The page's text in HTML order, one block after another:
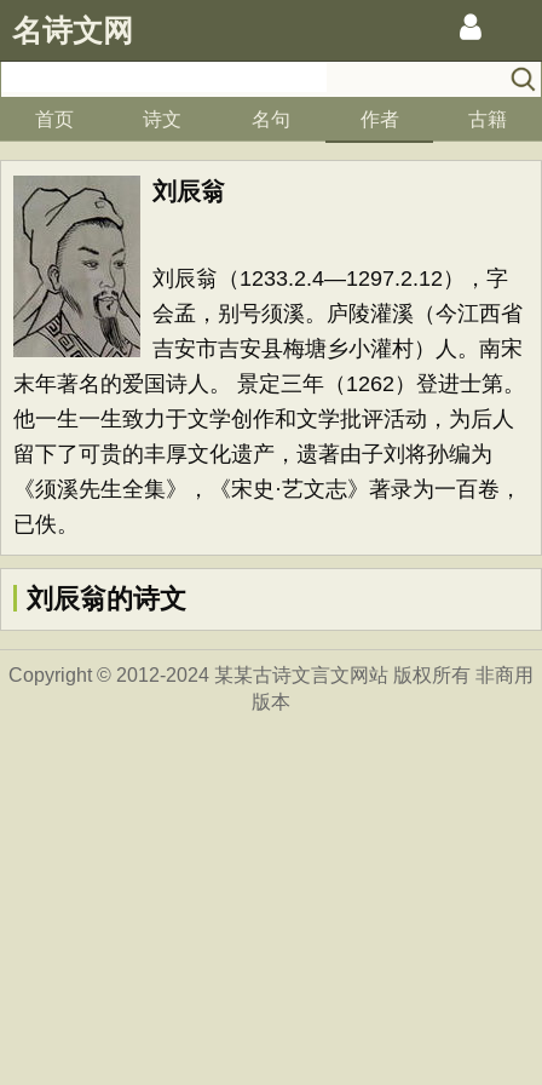
名诗文网
首页 诗文 名句 作者 古籍
刘辰翁
刘辰翁（1233.2.4—1297.2.12），字
会孟，别号须溪。庐陵灌溪（今江西省
吉安市吉安县梅塘乡小灌村）人。南宋
末年著名的爱国诗人。 景定三年（1262）登进士第。
他一生一生致力于文学创作和文学批评活动，为后人
留下了可贵的丰厚文化遗产，遗著由子刘将孙编为
《须溪先生全集》，《宋史·艺文志》著录为一百卷，
已佚。
刘辰翁的诗文
Copyright © 2012-2024 某某古诗文言文网站 版权所有 非商用
版本